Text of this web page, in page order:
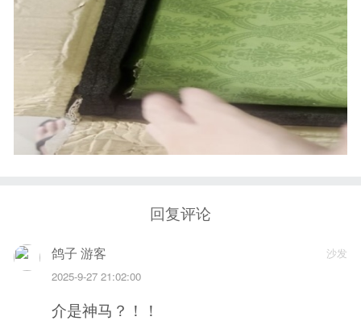
回复评论
沙发
鸽子 游客
2025-9-27 21:02:00
介是神马？！！